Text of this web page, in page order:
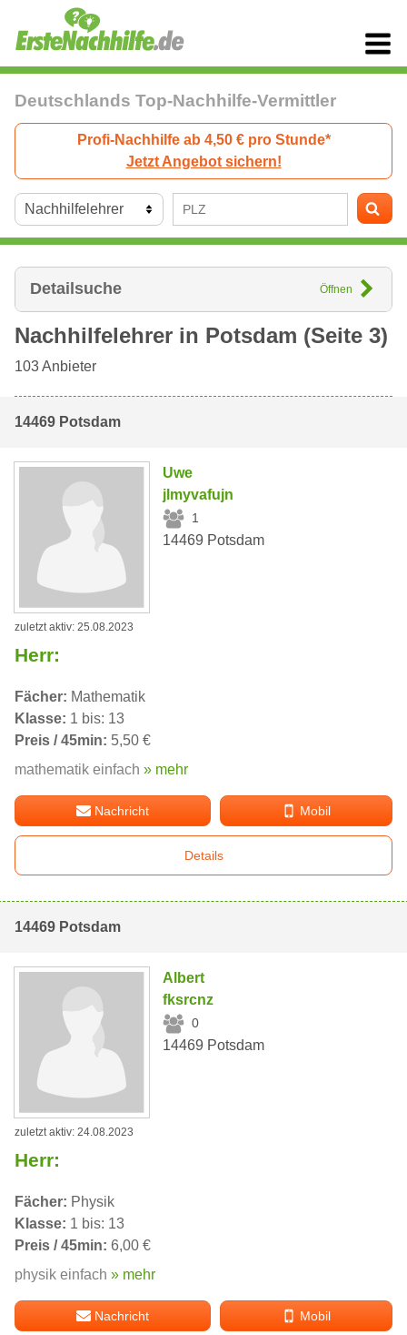
Deutschlands Top-Nachhilfe-Vermittler
Profi-Nachhilfe ab 4,50 € pro Stunde*
Jetzt Angebot sichern!
Detailsuche Öffnen
Nachhilfelehrer in Potsdam (Seite 3)
103Anbieter
14469 Potsdam
Uwe
jlmyvafujn
1
14469 Potsdam
zuletzt aktiv: 25.08.2023
Herr:
Fächer: Mathematik
Klasse: 1 bis: 13
Preis / 45min: 5,50 €
mathematik einfach » mehr
Nachricht Mobil
Details
14469 Potsdam
Albert
fksrcnz
0
14469 Potsdam
zuletzt aktiv: 24.08.2023
Herr:
Fächer: Physik
Klasse: 1 bis: 13
Preis / 45min: 6,00 €
physik einfach » mehr
Nachricht Mobil